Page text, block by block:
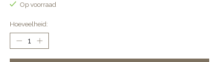
Op voorraad
Hoeveelheid: